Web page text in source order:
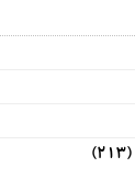
(213)